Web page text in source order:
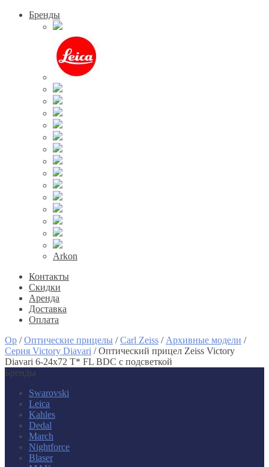
Бренды
Arkon
Контакты
Скидки
Аренда
Доставка
Оплата
Op /Оптические прицелы /Carl Zeiss / Архивные модели /
Серия Victory Diavari /Оптический прицел Zeiss Victory
Diavari 6-24x72 T* FL BDC с подсветкой
Бренды
Swarovski
Leica
Kahles
Dedal
March
Nightforce
Blaser